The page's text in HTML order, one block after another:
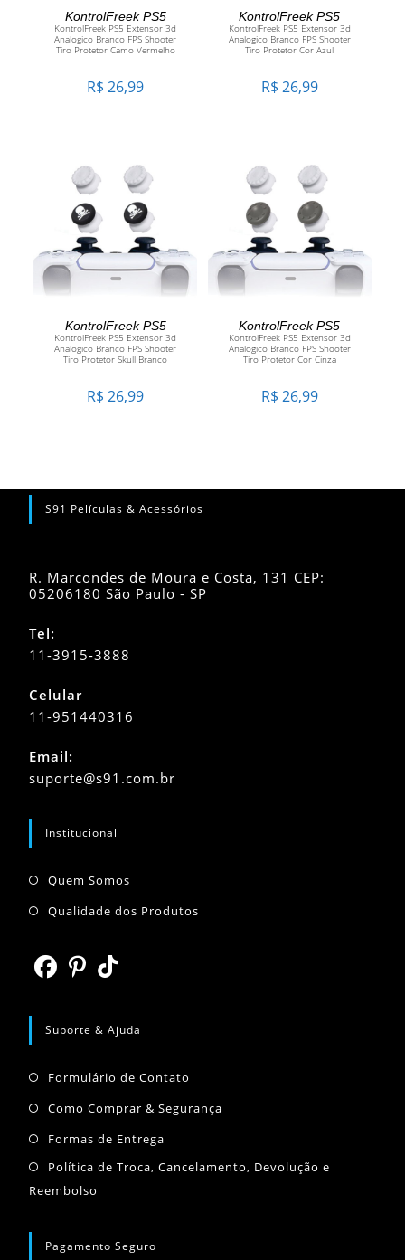
ADICIONAR AO CARRINHO
KontrolFreek PS5
KontrolFreek PS5 Extensor 3d
Analogico Branco FPS Shooter
Tiro Protetor Camo Vermelho
R$ 26,99
ADICIONAR AO CARRINHO
KontrolFreek PS5
KontrolFreek PS5 Extensor 3d
Analogico Branco FPS Shooter
Tiro Protetor Cor Azul
R$ 26,99
ADICIONAR AO CARRINHO
KontrolFreek PS5
KontrolFreek PS5 Extensor 3d
Analogico Branco FPS Shooter
Tiro Protetor Skull Branco
R$ 26,99
ADICIONAR AO CARRINHO
KontrolFreek PS5
KontrolFreek PS5 Extensor 3d
Analogico Branco FPS Shooter
Tiro Protetor Cor Cinza
R$ 26,99
S91 Películas & Acessórios
R. Marcondes de Moura e Costa, 131 CEP:
05206180 São Paulo - SP
Tel:
11-3915-3888
Celular
11-951440316
em
seu
Email:
suporte@s91.com.brAbre
Institucional
Quem SomosAbre
Qualidade dos ProdutosAbre
em
nova
aba
em
nova
aba
em
nova
Suporte & Ajuda
Formulário de Contato
aba
Como Comprar & SegurançaAbre
Formas de EntregaAbre
em
Política de Troca, Cancelamento, Devolução e
Reembolso
Pagamento Seguro